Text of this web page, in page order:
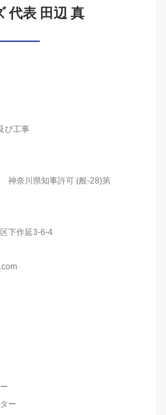
代表 田辺 真
び工事
神奈川県知事許可 (般-28)第
下作延3-6-4
ー